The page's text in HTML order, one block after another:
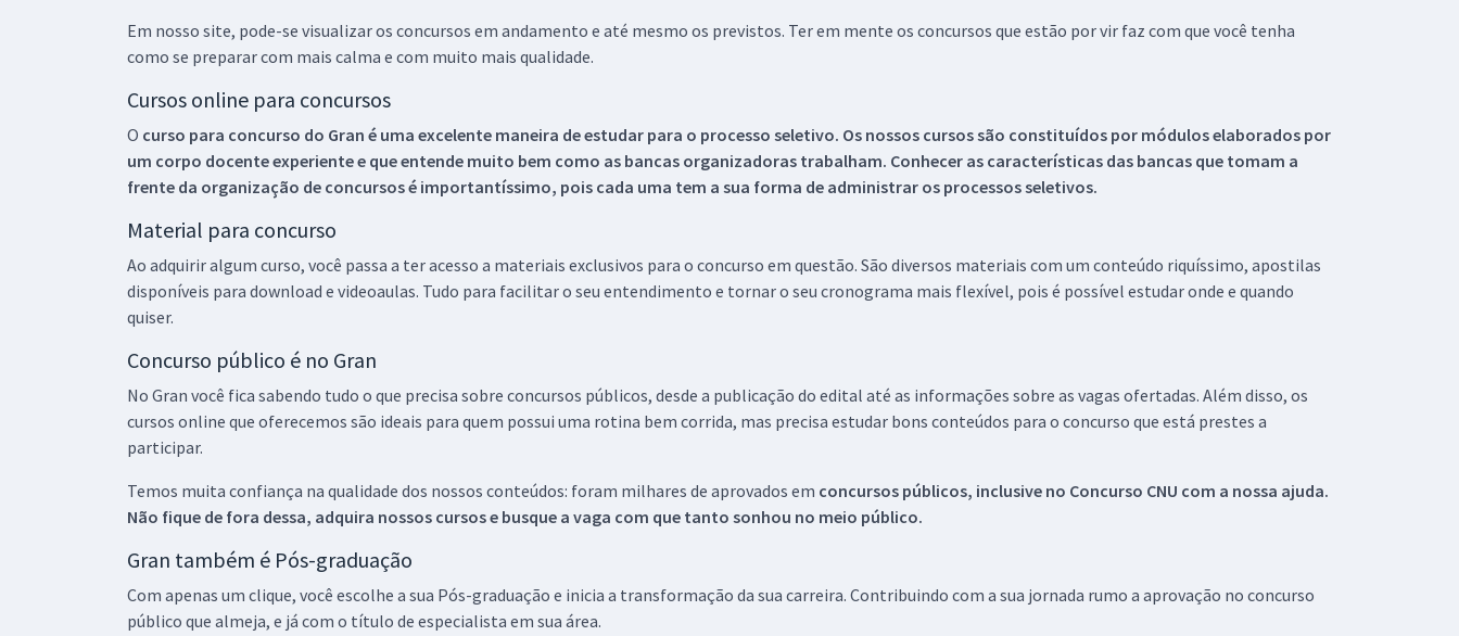
Em nosso site, pode-se visualizar os concursos em andamento e até mesmo os previstos. Ter em mente os concursos que estão por vir faz com que você tenha
como se preparar com mais calma e com muito mais qualidade.
Cursos online para concursos
O curso para concurso do Gran é uma excelente maneira de estudar para o processo seletivo. Os nossos cursos são constituídos por módulos elaborados por
um corpo docente experiente e que entende muito bem como as bancas organizadoras trabalham. Conhecer as características das bancas que tomam a
frente da organização de concursos é importantíssimo, pois cada uma tem a sua forma de administrar os processos seletivos.
Material para concurso
Ao adquirir algum curso, você passa a ter acesso a materiais exclusivos para o concurso em questão. São diversos materiais com um conteúdo riquíssimo, apostilas
disponíveis para download e videoaulas. Tudo para facilitar o seu entendimento e tornar o seu cronograma mais flexível, pois é possível estudar onde e quando
quiser.
Concurso público é no Gran
No Gran você fica sabendo tudo o que precisa sobre concursos públicos, desde a publicação do edital até as informações sobre as vagas ofertadas. Além disso, os
cursos online que oferecemos são ideais para quem possui uma rotina bem corrida, mas precisa estudar bons conteúdos para o concurso que está prestes a
participar.
Temos muita confiança na qualidade dos nossos conteúdos: foram milhares de aprovados em concursos públicos, inclusive no Concurso CNU com a nossa ajuda.
Não fique de fora dessa, adquira nossos cursos e busque a vaga com que tanto sonhou no meio público.
Gran também é Pós-graduação
Com apenas um clique, você escolhe a sua Pós-graduação e inicia a transformação da sua carreira. Contribuindo com a sua jornada rumo a aprovação no concurso
público que almeja, e já com o título de especialista em sua área.